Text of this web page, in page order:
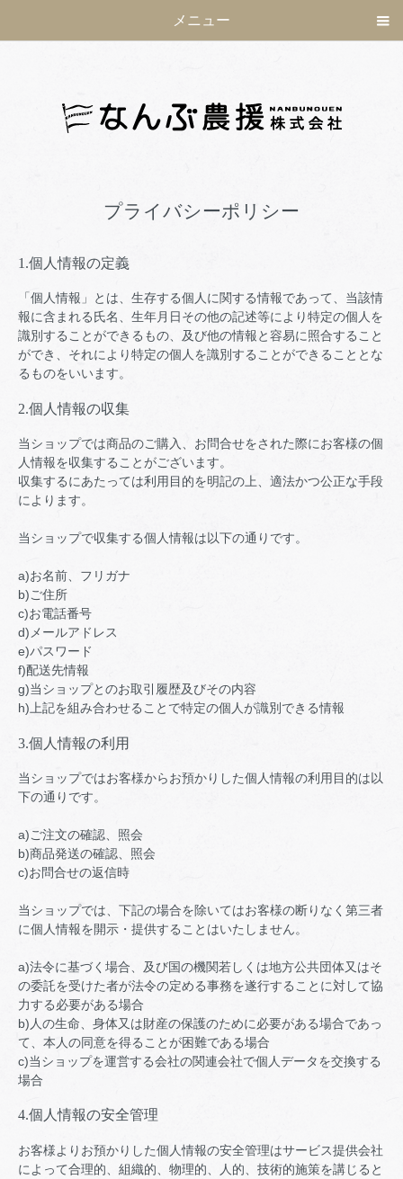
メニュー
プライバシーポリシー
1.個人情報の定義
「個人情報」とは、生存する個人に関する情報であって、当該情
報に含まれる氏名、生年月日その他の記述等により特定の個人を
識別することができるもの、及び他の情報と容易に照合すること
ができ、それにより特定の個人を識別することができることとな
るものをいいます。
2.個人情報の収集
当ショップでは商品のご購入、お問合せをされた際にお客様の個
人情報を収集することがございます。
収集するにあたっては利用目的を明記の上、適法かつ公正な手段
によります。
当ショップで収集する個人情報は以下の通りです。
a)お名前、フリガナ
b)ご住所
c)お電話番号
d)メールアドレス
e)パスワード
f)配送先情報
g)当ショップとのお取引履歴及びその内容
h)上記を組み合わせることで特定の個人が識別できる情報
3.個人情報の利用
当ショップではお客様からお預かりした個人情報の利用目的は以
下の通りです。
a)ご注文の確認、照会
b)商品発送の確認、照会
c)お問合せの返信時
当ショップでは、下記の場合を除いてはお客様の断りなく第三者
に個人情報を開示・提供することはいたしません。
a)法令に基づく場合、及び国の機関若しくは地方公共団体又はそ
の委託を受けた者が法令の定める事務を遂行することに対して協
力する必要がある場合
b)人の生命、身体又は財産の保護のために必要がある場合であっ
て、本人の同意を得ることが困難である場合
c)当ショップを運営する会社の関連会社で個人データを交換する
場合
4.個人情報の安全管理
お客様よりお預かりした個人情報の安全管理はサービス提供会社
によって合理的、組織的、物理的、人的、技術的施策を講じると